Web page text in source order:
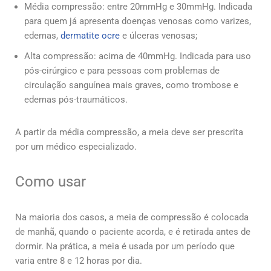
Média compressão: entre 20mmHg e 30mmHg. Indicada
para quem já apresenta doenças venosas como varizes,
edemas, dermatite ocre e úlceras venosas;
Alta compressão: acima de 40mmHg. Indicada para uso
pós-cirúrgico e para pessoas com problemas de
circulação sanguínea mais graves, como trombose e
edemas pós-traumáticos.
A partir da média compressão, a meia deve ser prescrita
por um médico especializado.
Como usar
Na maioria dos casos, a meia de compressão é colocada
de manhã, quando o paciente acorda, e é retirada antes de
dormir. Na prática, a meia é usada por um período que
varia entre 8 e 12 horas por dia.